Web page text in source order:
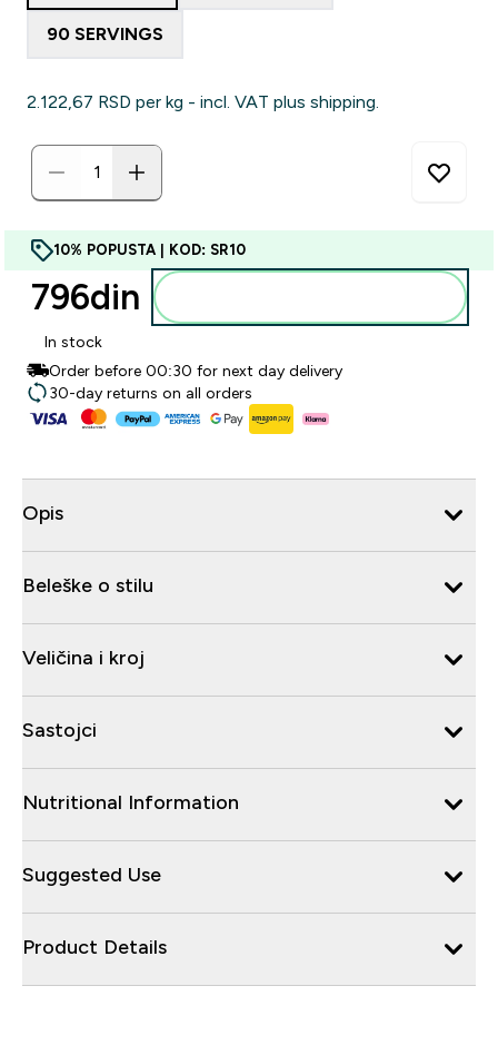
90 SERVINGS
2.122,67 RSD‎ per kg - incl. VAT plus shipping.
10% POPUSTA | KOD: SR10
796din‎
In stock
Order before 00:30 for next day delivery
30-day returns on all orders
Opis
Beleške o stilu
Veličina i kroj
Sastojci
Nutritional Information
Suggested Use
Product Details